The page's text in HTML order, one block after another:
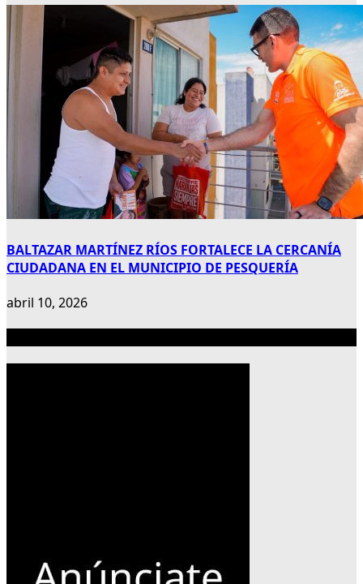
BALTAZAR MARTÍNEZ RÍOS FORTALECE LA CERCANÍA
CIUDADANA EN EL MUNICIPIO DE PESQUERÍA
abril 10, 2026